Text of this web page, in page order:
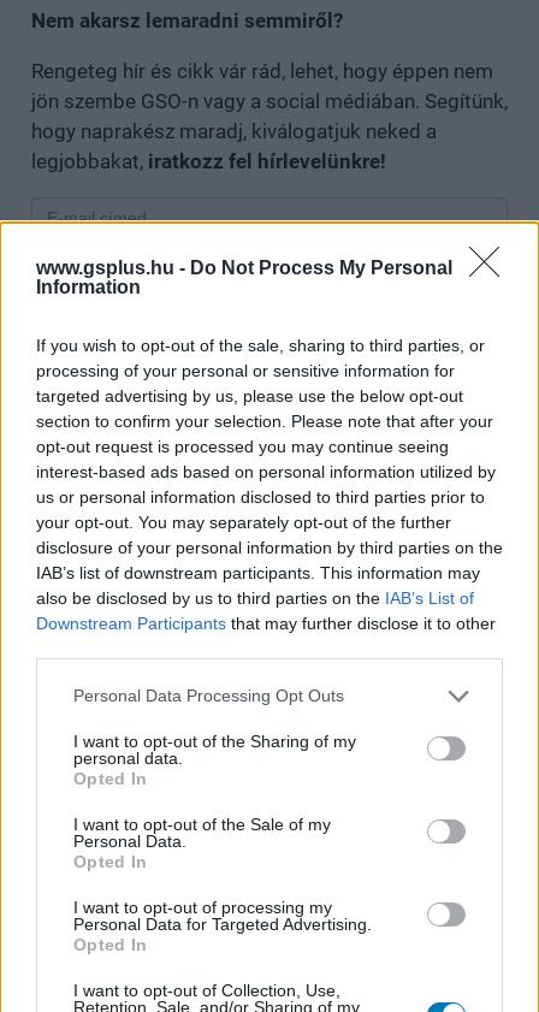
www.gsplus.hu - Do Not Process My Personal
Information
If you wish to opt-out of the sale, sharing to third parties, or
processing of your personal or sensitive information for
targeted advertising by us, please use the below opt-out
section to confirm your selection. Please note that after your
opt-out request is processed you may continue seeing
interest-based ads based on personal information utilized by
us or personal information disclosed to third parties prior to
your opt-out. You may separately opt-out of the further
disclosure of your personal information by third parties on the
IAB’s list of downstream participants. This information may
also be disclosed by us to third parties on the IAB’s List of
Downstream Participants that may further disclose it to other
Please note that this website/app uses one or more Google
not limited to your visit or usage behaviour. You may click to
grant or deny consent to Google and its third-party tags to
use your data for below specified purposes in below Google
consent section.
Personal Data Processing Opt Outs
I want to opt-out of the Sharing of my
personal data.
Opted In
I want to opt-out of the Sale of my
Personal Data.
Opted In
I want to opt-out of processing my
Personal Data for Targeted Advertising.
Opted In
I want to opt-out of Collection, Use,
Retention, Sale, and/or Sharing of my
Nem akarsz lemaradni semmiről?
Rengeteg hír és cikk vár rád, lehet, hogy éppen nem
jön szembe GSO-n vagy a social médiában. Segítünk,
hogy naprakész maradj, kiválogatjuk neked a
legjobbakat, iratkozz fel hírlevelünkre!
Kijelentem, hogy azadatkezelési nyilatkozattartalmát
megismertem és azt elfogadom.
Feliratkozom
SMASH by Meló-Diák: Homok, zene és a nyár legjobb
hangulata – Jön a második forduló! (X)
Július végén folytatódik a balatoni strandröplabda-
sorozat.